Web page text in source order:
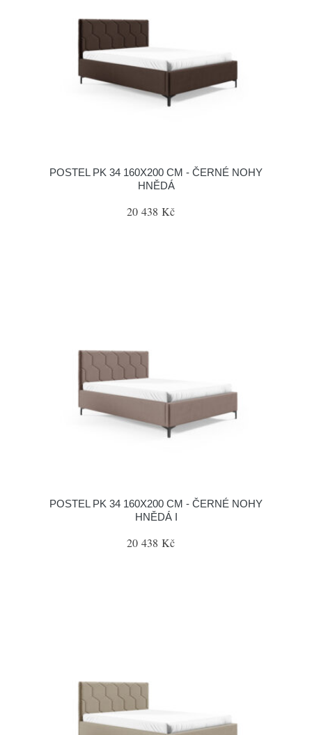
POSTEL PK 34 160X200 CM - ČERNÉ NOHY
HNĚDÁ
20 438 Kč
POSTEL PK 34 160X200 CM - ČERNÉ NOHY
HNĚDÁ I
20 438 Kč